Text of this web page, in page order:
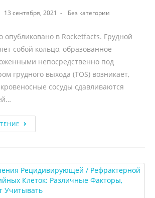
13 сентября, 2021 Без категории
опубликовано в Rocketfacts. Грудной
собой кольцо, образованное
непосредственно под
грудного выхода (TOS) возникает,
сосуды сдавливаются